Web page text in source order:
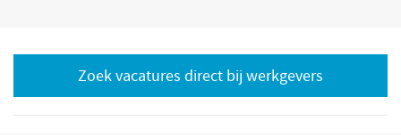
Zoek vacatures direct bij werkgevers